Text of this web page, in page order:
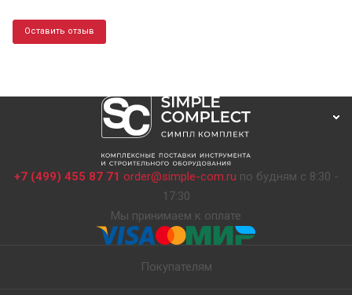
Оставить отзыв
+7 (499) 455 87 71 order@simple-com.ru по будням с 8:30 -
17:30
Мы принимаем к оплате
Покупателям